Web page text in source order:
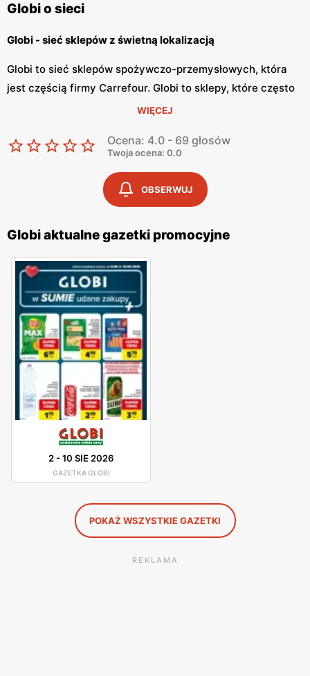
Globi o sieci
Globi - sieć sklepów z świetną lokalizacją
Globi to sieć sklepów spożywczo-przemysłowych, która
jest częścią firmy Carrefour. Globi to sklepy, które często
znajdują się przy osiedlach lub w małych miejscowościach
sklepy Globi mają świetny asortyment oraz zawsze świeże
Globi - bogata oferta produktowa
przemysłowe. W sklepach sieci można kupić świeże sery,
smaczne wędliny, różnorodne warzywa oraz słodkie i
soczyste owoce. Globi posiada również bogatą ofertę
produktów przemysłowych niezbędnych dla domu. W
sklepie można znaleźć chemię domową oraz artykuły dla
domu w bardzo konkurencyjnych cenach.
Globi - gazetki promocyjne
Globi posiada własne gazetki promocyjne, w których są
przedstawione oferty tygodnia. W materiałach
reklamowych sieci są pokazane między innymi rabaty na
produkty spożywcze, jak i nowości, które się pojawiły w
sklepie. Globi posiada różne gazetki promocyjne, które
przedstawiają różne oferty produktowe.
WIĘCEJ
Ocena: 4.0 - 69 głosów
Twoja ocena: 0.0
OBSERWUJ
Globi aktualne gazetki promocyjne
2-10 SIE 2026
GAZETKA GLOBI
POKAŻ WSZYSTKIE GAZETKI
REKLAMA